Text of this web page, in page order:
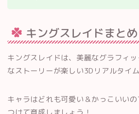
キングスレイドまとめ
キングスレイドは、美麗なグラフィ
なストーリーが楽しい3Dリアルタイム
キャラはどれも可愛い＆かっこいい